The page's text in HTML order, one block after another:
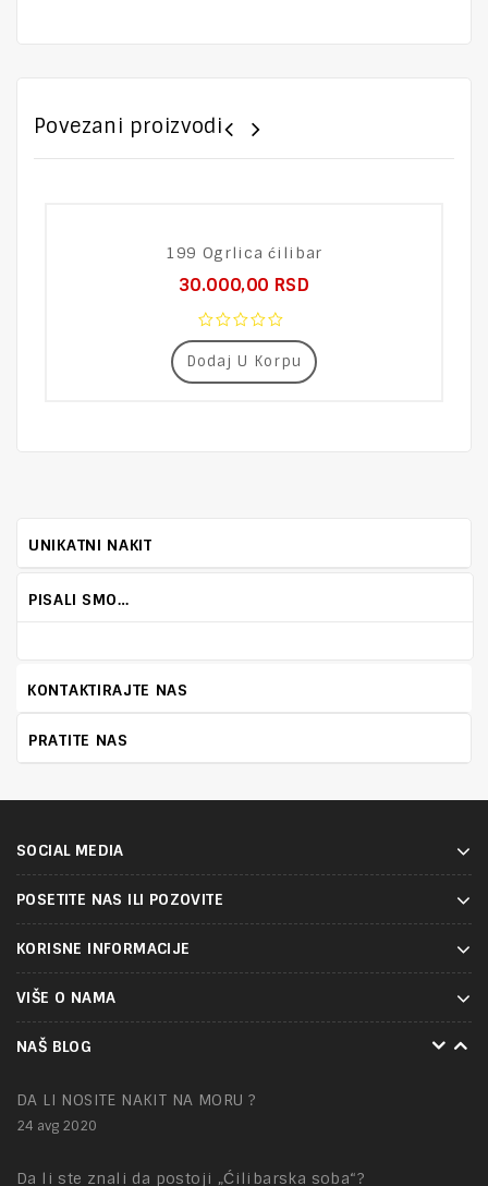
Povezani proizvodi
199 Ogrlica ćilibar
30.000,00 RSD
0
out
of
Dodaj U Korpu
UNIKATNI NAKIT
PISALI SMO…
KONTAKTIRAJTE NAS
PRATITE NAS
SOCIAL MEDIA
POSETITE NAS ILI POZOVITE
KORISNE INFORMACIJE
VIŠE O NAMA
NAŠ BLOG
NAKIT – tajna mesta
01 feb 2021
DA LI NOSITE NAKIT NA MORU ?
24 avg 2020
Da li ste znali da postoji „Ćilibarska soba“?